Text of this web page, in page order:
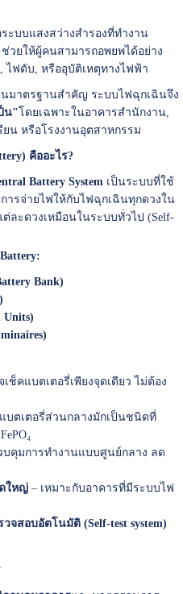
ระบบแสงสว่างสำรองที่ทำงาน
วยให้ผู้คนสามารถอพยพได้อย่าง
ฟดับ, หรืออุบัติเหตุทางไฟฟ้า
มาตรฐานสำคัญ ระบบไฟฉุกเฉินจึง
น" โดยเฉพาะในอาคารสำนักงาน,
ยน หรือโรงงานอุตสาหกรรม
คืออะไร?
Battery System เป็นระบบที่ใช้
ารจ่ายไฟให้กับไฟฉุกเฉินทุกดวงใน
ละดวงเหมือนในระบบทั่วไป (Self-
Bank)
ช็คแบตเตอรี่เพียงจุดเดียว ไม่ต้อง
บตเตอรี่ส่วนกลางมักเป็นชนิดที่
คุมการทำงานแบบศูนย์กลาง ลด
ใหญ่– เหมาะกับอาคารที่มีระบบไฟ
จสอบอัตโนมัติ (Self-test system)